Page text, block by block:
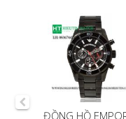
ĐỒNG HỒ